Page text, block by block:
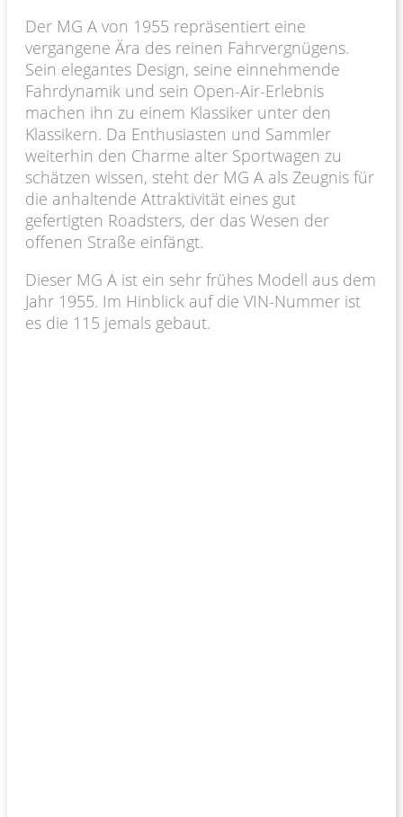
Der MG A von 1955 repräsentiert eine
vergangene Ära des reinen Fahrvergnügens.
Sein elegantes Design, seine einnehmende
Fahrdynamik und sein Open-Air-Erlebnis
machen ihn zu einem Klassiker unter den
Klassikern. Da Enthusiasten und Sammler
weiterhin den Charme alter Sportwagen zu
schätzen wissen, steht der MG A als Zeugnis für
die anhaltende Attraktivität eines gut
gefertigten Roadsters, der das Wesen der
offenen Straße einfängt.
Dieser MG A ist ein sehr frühes Modell aus dem
Jahr 1955. Im Hinblick auf die VIN-Nummer ist
es die 115 jemals gebaut.